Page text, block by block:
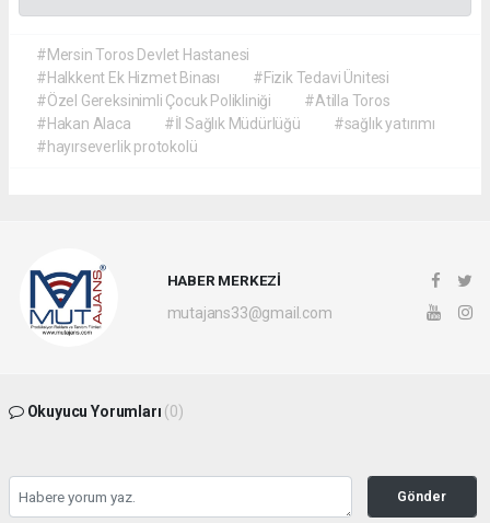
#Mersin Toros Devlet Hastanesi
#Halkkent Ek Hizmet Binası
#Fizik Tedavi Ünitesi
#Özel Gereksinimli Çocuk Polikliniği
#Atilla Toros
#Hakan Alaca
#İl Sağlık Müdürlüğü
#sağlık yatırımı
#hayırseverlik protokolü
HABER MERKEZİ
mutajans33@gmail.com
Okuyucu Yorumları (0)
Gönder